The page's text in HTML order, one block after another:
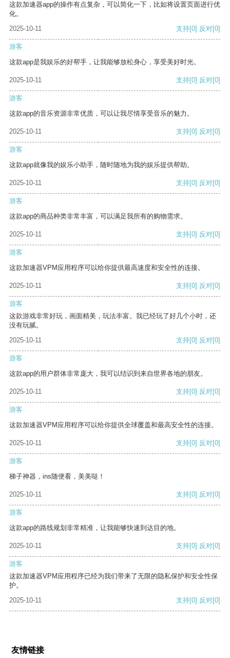
这款加速器app的操作有点复杂，可以简化一下，比如将设置页面进行优
化。
2025-10-11
支持[0] 反对[0]
游客
这款app是我娱乐的好帮手，让我能够放松身心，享受美好时光。
2025-10-11 支持[0] 反对[0]
游客
这款app的音乐资源非常优质，可以让我尽情享受音乐的魅力。
2025-10-11 支持[0] 反对[0]
游客
这款app就像我的娱乐小助手，随时随地为我的娱乐提供帮助。
2025-10-11 支持[0] 反对[0]
游客
这款app的商品种类非常丰富，可以满足我所有的购物需求。
2025-10-11 支持[0] 反对[0]
游客
这款加速器VPM应用程序可以给你提供最高速度和安全性的连接。
2025-10-11 支持[0] 反对[0]
游客
这款游戏非常好玩，画面精美，玩法丰富。我已经玩了好几个小时，还
没有玩腻。
2025-10-11
支持[0] 反对[0]
游客
这款app的用户群体非常庞大，我可以结识到来自世界各地的朋友。
2025-10-11 支持[0] 反对[0]
游客
这款加速器VPM应用程序可以给你提供全球覆盖和最高安全性的连接。
2025-10-11 支持[0] 反对[0]
游客
梯子神器，ins随便看，美美哒！
2025-10-11 支持[0] 反对[0]
游客
这款app的路线规划非常精准，让我能够快速到达目的地。
2025-10-11 支持[0] 反对[0]
游客
这款加速器VPM应用程序已经为我们带来了无限的隐私保护和安全性保
护。
2025-10-11
支持[0] 反对[0]
友情链接